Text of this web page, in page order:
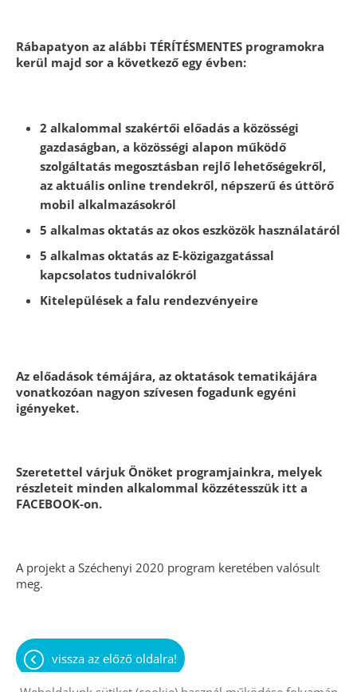
Rábapatyon az alábbi TÉRÍTÉSMENTES programokra
kerül majd sor a következő egy évben:
2 alkalommal szakértői előadás a közösségi
gazdaságban, a közösségi alapon működő
szolgáltatás megosztásban rejlő lehetőségekről,
az aktuális online trendekről, népszerű és úttörő
mobil alkalmazásokról
5 alkalmas oktatás az okos eszközök használatáról
5 alkalmas oktatás az E-közigazgatással
kapcsolatos tudnivalókról
Kitelepülések a falu rendezvényeire
Az előadások témájára, az oktatások tematikájára
vonatkozóan nagyon szívesen fogadunk egyéni
igényeket.
Szeretettel várjuk Önöket programjainkra, melyek
részleteit minden alkalommal közzétesszük itt a
FACEBOOK-on.
A projekt a Széchenyi 2020 program keretében valósult
meg.
vissza az előző oldalra!